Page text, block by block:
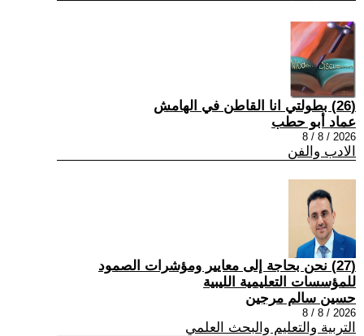
(26) بطولتي انا القاطن في الهامش
عماد أبو حطب
2026 / 8 / 8
الادب والفن
(27) نحن بحاجة إلى معايير ومؤشرات الصمود
للمؤسسات التعليمية الليبية
حسين سالم مرجين
2026 / 8 / 8
التربية والتعليم والبحث العلمي